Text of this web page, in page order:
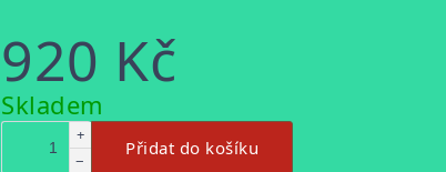
920 Kč
Měrná
cena:
Skladem
+
−
Přidat do košíku